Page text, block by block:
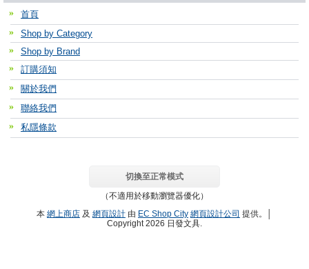
首頁
Shop by Category
Shop by Brand
訂購須知
關於我們
聯絡我們
私隱條款
切換至正常模式
（不適用於移動瀏覽器優化）
本 網上商店 及 網頁設計 由 EC Shop City 網頁設計公司 提供。│
Copyright 2026 日發文具.